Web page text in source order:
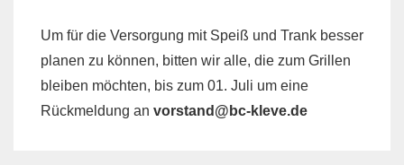
Um für die Versorgung mit Speiß und Trank besser
planen zu können, bitten wir alle, die zum Grillen
bleiben möchten, bis zum 01. Juli um eine
Rückmeldung an vorstand@bc-kleve.de